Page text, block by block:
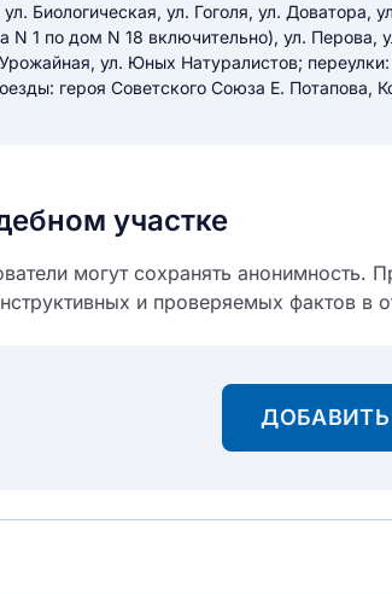
ул. Биологическая, ул. Гоголя, ул. Доватора,
N 1 по дом N 18 включительно), ул. Перова,
ул. Юных Натуралистов;
героя Советского Союза Е. Потапова,
участке
могут сохранять анонимность.
и проверяемых фактов в
разрешить публикацию отзыва
ОСТАВИТЬ ОТЗЫВ